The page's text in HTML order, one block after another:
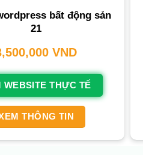
bất động sản
21
VND
WEBSITE THỰC TẾ
THÔNG TIN